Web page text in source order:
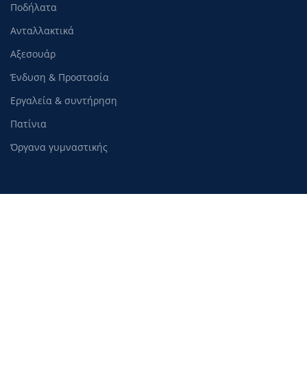
Ποδήλατα
Ανταλλακτικά
Αξεσουάρ
Ένδυση & Προστασία
Εργαλεία & συντήρηση
Πατίνια
Όργανα γυμναστικής